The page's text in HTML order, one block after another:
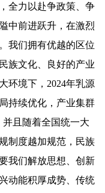
全力以赴争政策、争
中前进跃升，在激烈
我们拥有优越的区位
族文化、良好的产业
环境下，2024年乳源
持续优化，产业集群
并且随着全国统一大
制度越加规范，民族
我们解放思想、创新
动能积厚成势、传统